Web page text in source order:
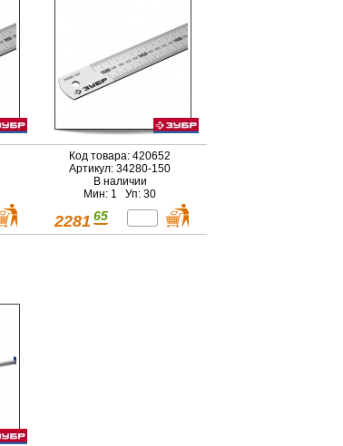
Код товара: 420652
Артикул: 34280-150
В наличии
Мин: 1 Уп: 30
2281 65